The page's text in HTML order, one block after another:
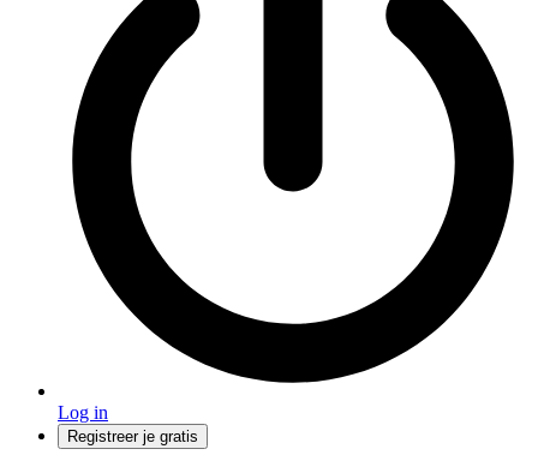
Log in
Registreer je gratis